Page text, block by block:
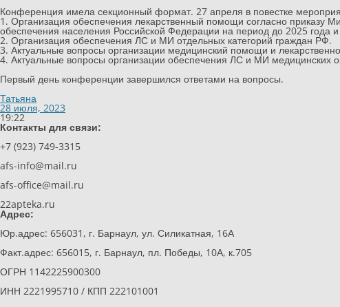
Конференция имела секционный формат. 27 апреля в повестке
1. Организация обеспечения лекарственный помощи согласно приказу
обеспечения населения Российской Федерации на период до 2025 года
2. Организация обеспечения ЛС и МИ отдельных категорий граждан РФ.
3. Актуальные вопросы организации медицинский помощи и
4. Актуальные вопросы организации обеспечения ЛС и МИ медицинских
Первый день конференции завершился ответами на вопросы.
Татьяна
28 июля, 2023
19:22
Контакты для связи:
+7 (923) 749-3315
afs-info@mail.ru
afs-office@mail.ru
22apteka.ru
Адрес:
Юр.адрес: 656031, г. Барнаул, ул. Силикатная, 16А
Факт.адрес: 656015, г. Барнаул, пл. Победы, 10А, к.705
ОГРН 1142225900300
ИНН 2221995710 / КПП 222101001